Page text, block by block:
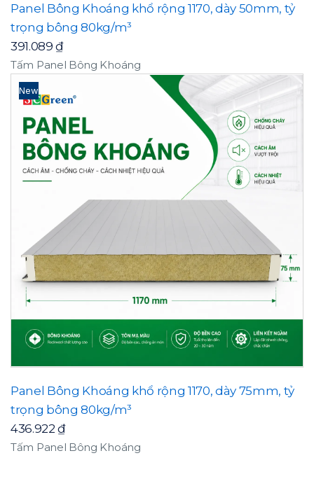
Panel Bông Khoáng khổ rộng 1170, dày 50mm, tỷ
trọng bông 80kg/m³
391.089₫
Tấm Panel Bông Khoáng
New
Panel Bông Khoáng khổ rộng 1170, dày 75mm, tỷ
trọng bông 80kg/m³
436.922₫
Tấm Panel Bông Khoáng